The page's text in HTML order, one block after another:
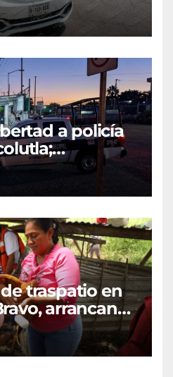
a policía
para
traspatio en
arrancan
contra el